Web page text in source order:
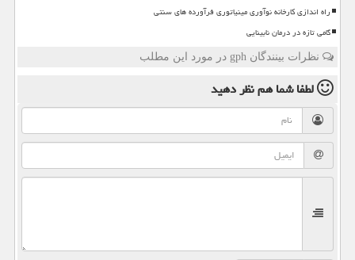
راه اندازی کارخانه نوآوری مینیاتوری فرآورده های سنتی
گامی تازه در درمان نابینایی
نظرات بینندگان gph در مورد این مطلب
لطفا شما همنظر دهید